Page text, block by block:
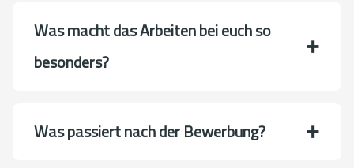
Was macht das Arbeiten bei euch so
besonders?
Was passiert nach der Bewerbung?